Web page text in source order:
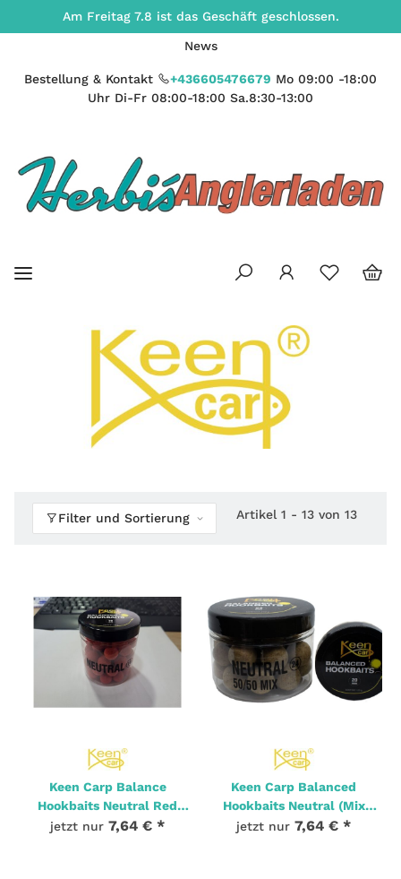
Am Freitag 7.8 ist das Geschäft geschlossen.
News
Bestellung & Kontakt +436605476679 Mo 09:00 -18:00
Uhr Di-Fr 08:00-18:00 Sa.8:30-13:00
Filter und Sortierung Artikel 1 - 13 von 13
Keen Carp Balance
Hookbaits Neutral Red
20mm 120g
jetzt nur 7,64 € *
Keen Carp Balanced
Hookbaits Neutral (Mix
50/50) 20mm 120g
jetzt nur 7,64 € *